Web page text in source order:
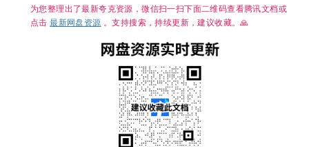
为您整理出了最新夸克资源，微信扫一扫下面二维码查看腾讯文档或
点击最新网盘资源 。支持搜索，持续更新，建议收藏。🙏